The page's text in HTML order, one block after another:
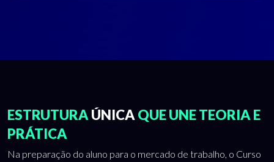
ESTRUTURA ÚNICA QUE UNE TEORIA E
PRÁTICA
Na preparação do aluno para o mercado de trabalho, o Curso